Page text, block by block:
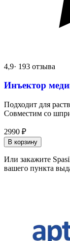
4,9· 193 отзыва
Инъектор
Подходит для
Совместим со
2990 ₽
В корзину
Или закажите
вашего пункта